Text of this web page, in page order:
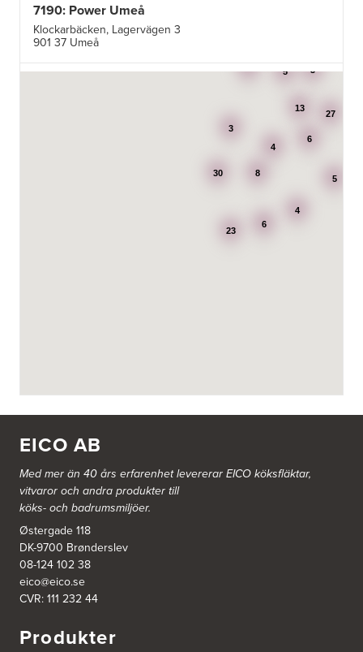
7190: Power Umeå
Klockarbäcken, Lagervägen 3
901 37 Umeå
AB Karl Hedin Bygghandel - Edsbyn
431 53 Mölndal
Tel.:31864380
Ballingslöv Arninge
Hantverkarvägen 14
187 66 Täby
Tel.:0046-86300150
http://www.ballingslov.se
Ballingslöv Borås
Tel.:0046-333232502
23
30
27
8
4
6
6
13
3
4
5
3
5
EICO AB
Med mer än 40 års erfarenhet levererar EICO köksfläktar,
vitvaror och andra produkter till
köks- och badrumsmiljöer.
Østergade 118
DK-9700 Brønderslev
08-124 102 38
eico@eico.se
CVR: 111 232 44
Produkter